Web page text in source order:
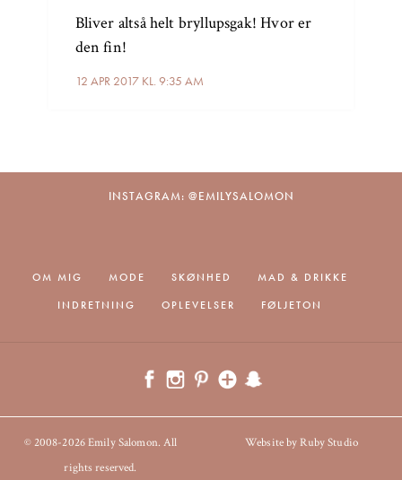
12 APR 2017 KL. 9:35 AM
Bliver altså helt bryllupsgak! Hvor er
den fin!
INSTAGRAM: @EMILYSALOMON
OM MIG MODE SKØNHED
MAD & DRIKKE
INDRETNING
OPLEVELSER FØLJETON
© 2008-2026 Emily Salomon. All
rights reserved.
Website by Ruby Studio